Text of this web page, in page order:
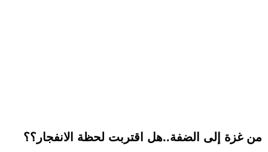
من غزة إلى الضفة..هل اقتربت لحظة الانفجار؟؟